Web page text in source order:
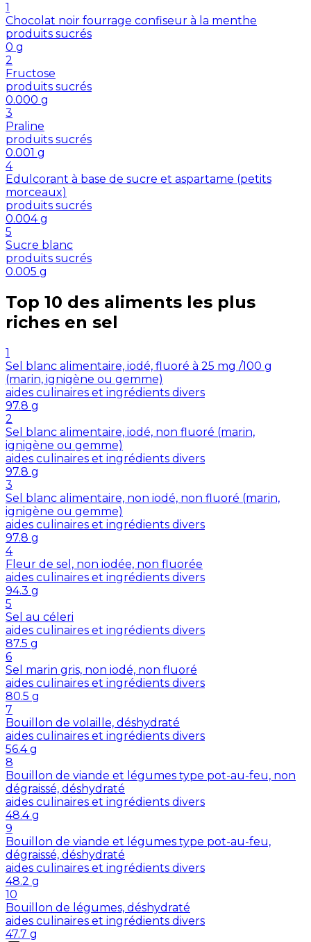
1
Chocolat noir fourrage confiseur à la menthe
produits sucrés
0 g
2
Fructose
produits sucrés
0.000 g
3
Praline
produits sucrés
0.001 g
4
Edulcorant à base de sucre et aspartame (petits
morceaux)
produits sucrés
0.004 g
5
Sucre blanc
produits sucrés
0.005 g
Top 10 des aliments les plus
riches en sel
1
Sel blanc alimentaire, iodé, fluoré à 25 mg /100 g
(marin, ignigène ou gemme)
aides culinaires et ingrédients divers
97.8 g
2
Sel blanc alimentaire, iodé, non fluoré (marin,
ignigène ou gemme)
aides culinaires et ingrédients divers
97.8 g
3
Sel blanc alimentaire, non iodé, non fluoré (marin,
ignigène ou gemme)
aides culinaires et ingrédients divers
97.8 g
4
Fleur de sel, non iodée, non fluorée
aides culinaires et ingrédients divers
94.3 g
5
Sel au céleri
aides culinaires et ingrédients divers
87.5 g
6
Sel marin gris, non iodé, non fluoré
aides culinaires et ingrédients divers
80.5 g
7
Bouillon de volaille, déshydraté
aides culinaires et ingrédients divers
56.4 g
8
Bouillon de viande et légumes type pot-au-feu, non
dégraissé, déshydraté
aides culinaires et ingrédients divers
48.4 g
9
Bouillon de viande et légumes type pot-au-feu,
dégraissé, déshydraté
aides culinaires et ingrédients divers
48.2 g
10
Bouillon de légumes, déshydraté
aides culinaires et ingrédients divers
47.7 g